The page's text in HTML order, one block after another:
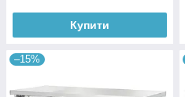
Купити
–15%